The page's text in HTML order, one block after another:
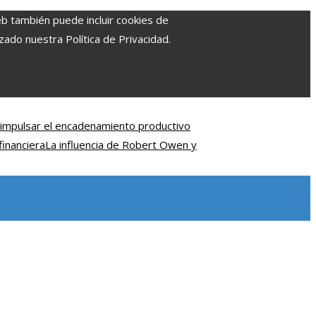
también puede incluir cookies de
nuestra Política de Privacidad.
el encadenamiento productivo
La influencia de Robert Owen y